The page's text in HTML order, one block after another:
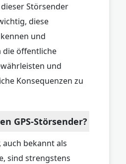
Störsender
diese
und
die öffentliche
und
Konsequenzen zu
GPS-Störsender?
auch bekannt als
sind strengstens